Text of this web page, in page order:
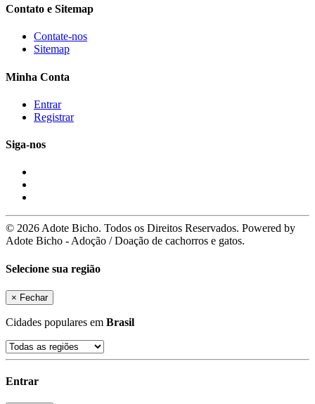
Contato e Sitemap
Contate-nos
Sitemap
Minha Conta
Entrar
Registrar
Siga-nos
© 2026 Adote Bicho. Todos os Direitos Reservados. Powered by
Adote Bicho - Adoção / Doação de cachorros e gatos.
Selecione sua região
× Fechar
Cidades populares em Brasil
Entrar